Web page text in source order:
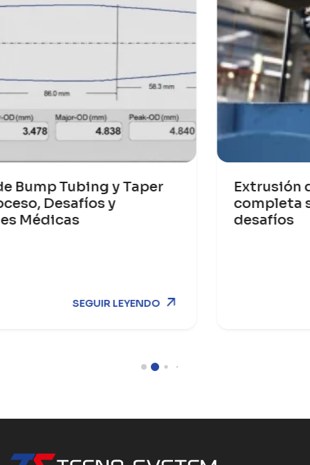
Extrusión de perfiles de PVC: guía
completa sobre el proceso y los
desafíos